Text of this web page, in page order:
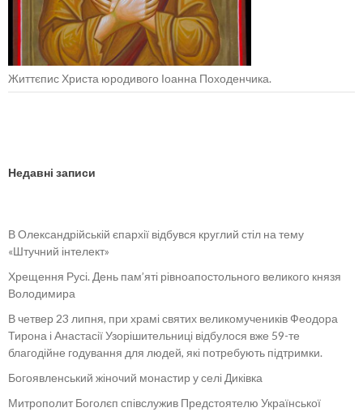
Життєпис Христа юродивого Іоанна Походенчика.
Недавні записи
В Олександрійській єпархії відбувся круглий стіл на тему
«Штучний інтелект»
Хрещення Русі. День пам’яті рівноапостольного великого князя
Володимира
В четвер 23 липня, при храмі святих великомучеників Феодора
Тирона і Анастасії Узорішительниці відбулося вже 59-те
благодійне годування для людей, які потребують підтримки.
Богоявленський жіночий монастир у селі Диківка
Митрополит Боголєп співслужив Предстоятелю Української